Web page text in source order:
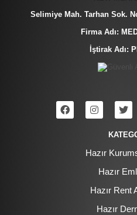
Selimiye Mah. Tarhan Sok.
Firma Adı:
İştirak Adı:
Hazır
Hazır
Hazır Rent
Hazır